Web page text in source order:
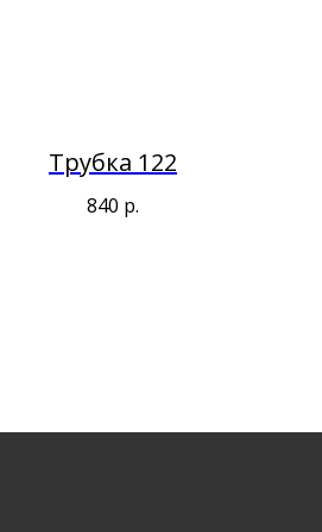
Трубка 122
840 р.